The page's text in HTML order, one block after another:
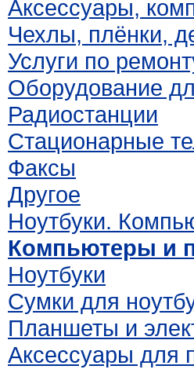
Аксессуары,
Чехлы, плёнки,
Услуги по
Оборудование
Радиостанции
Стационарные
Факсы
Другое
Ноутбуки.
Компьютеры и
Ноутбуки
Сумки для
Планшеты и
Аксессуары для